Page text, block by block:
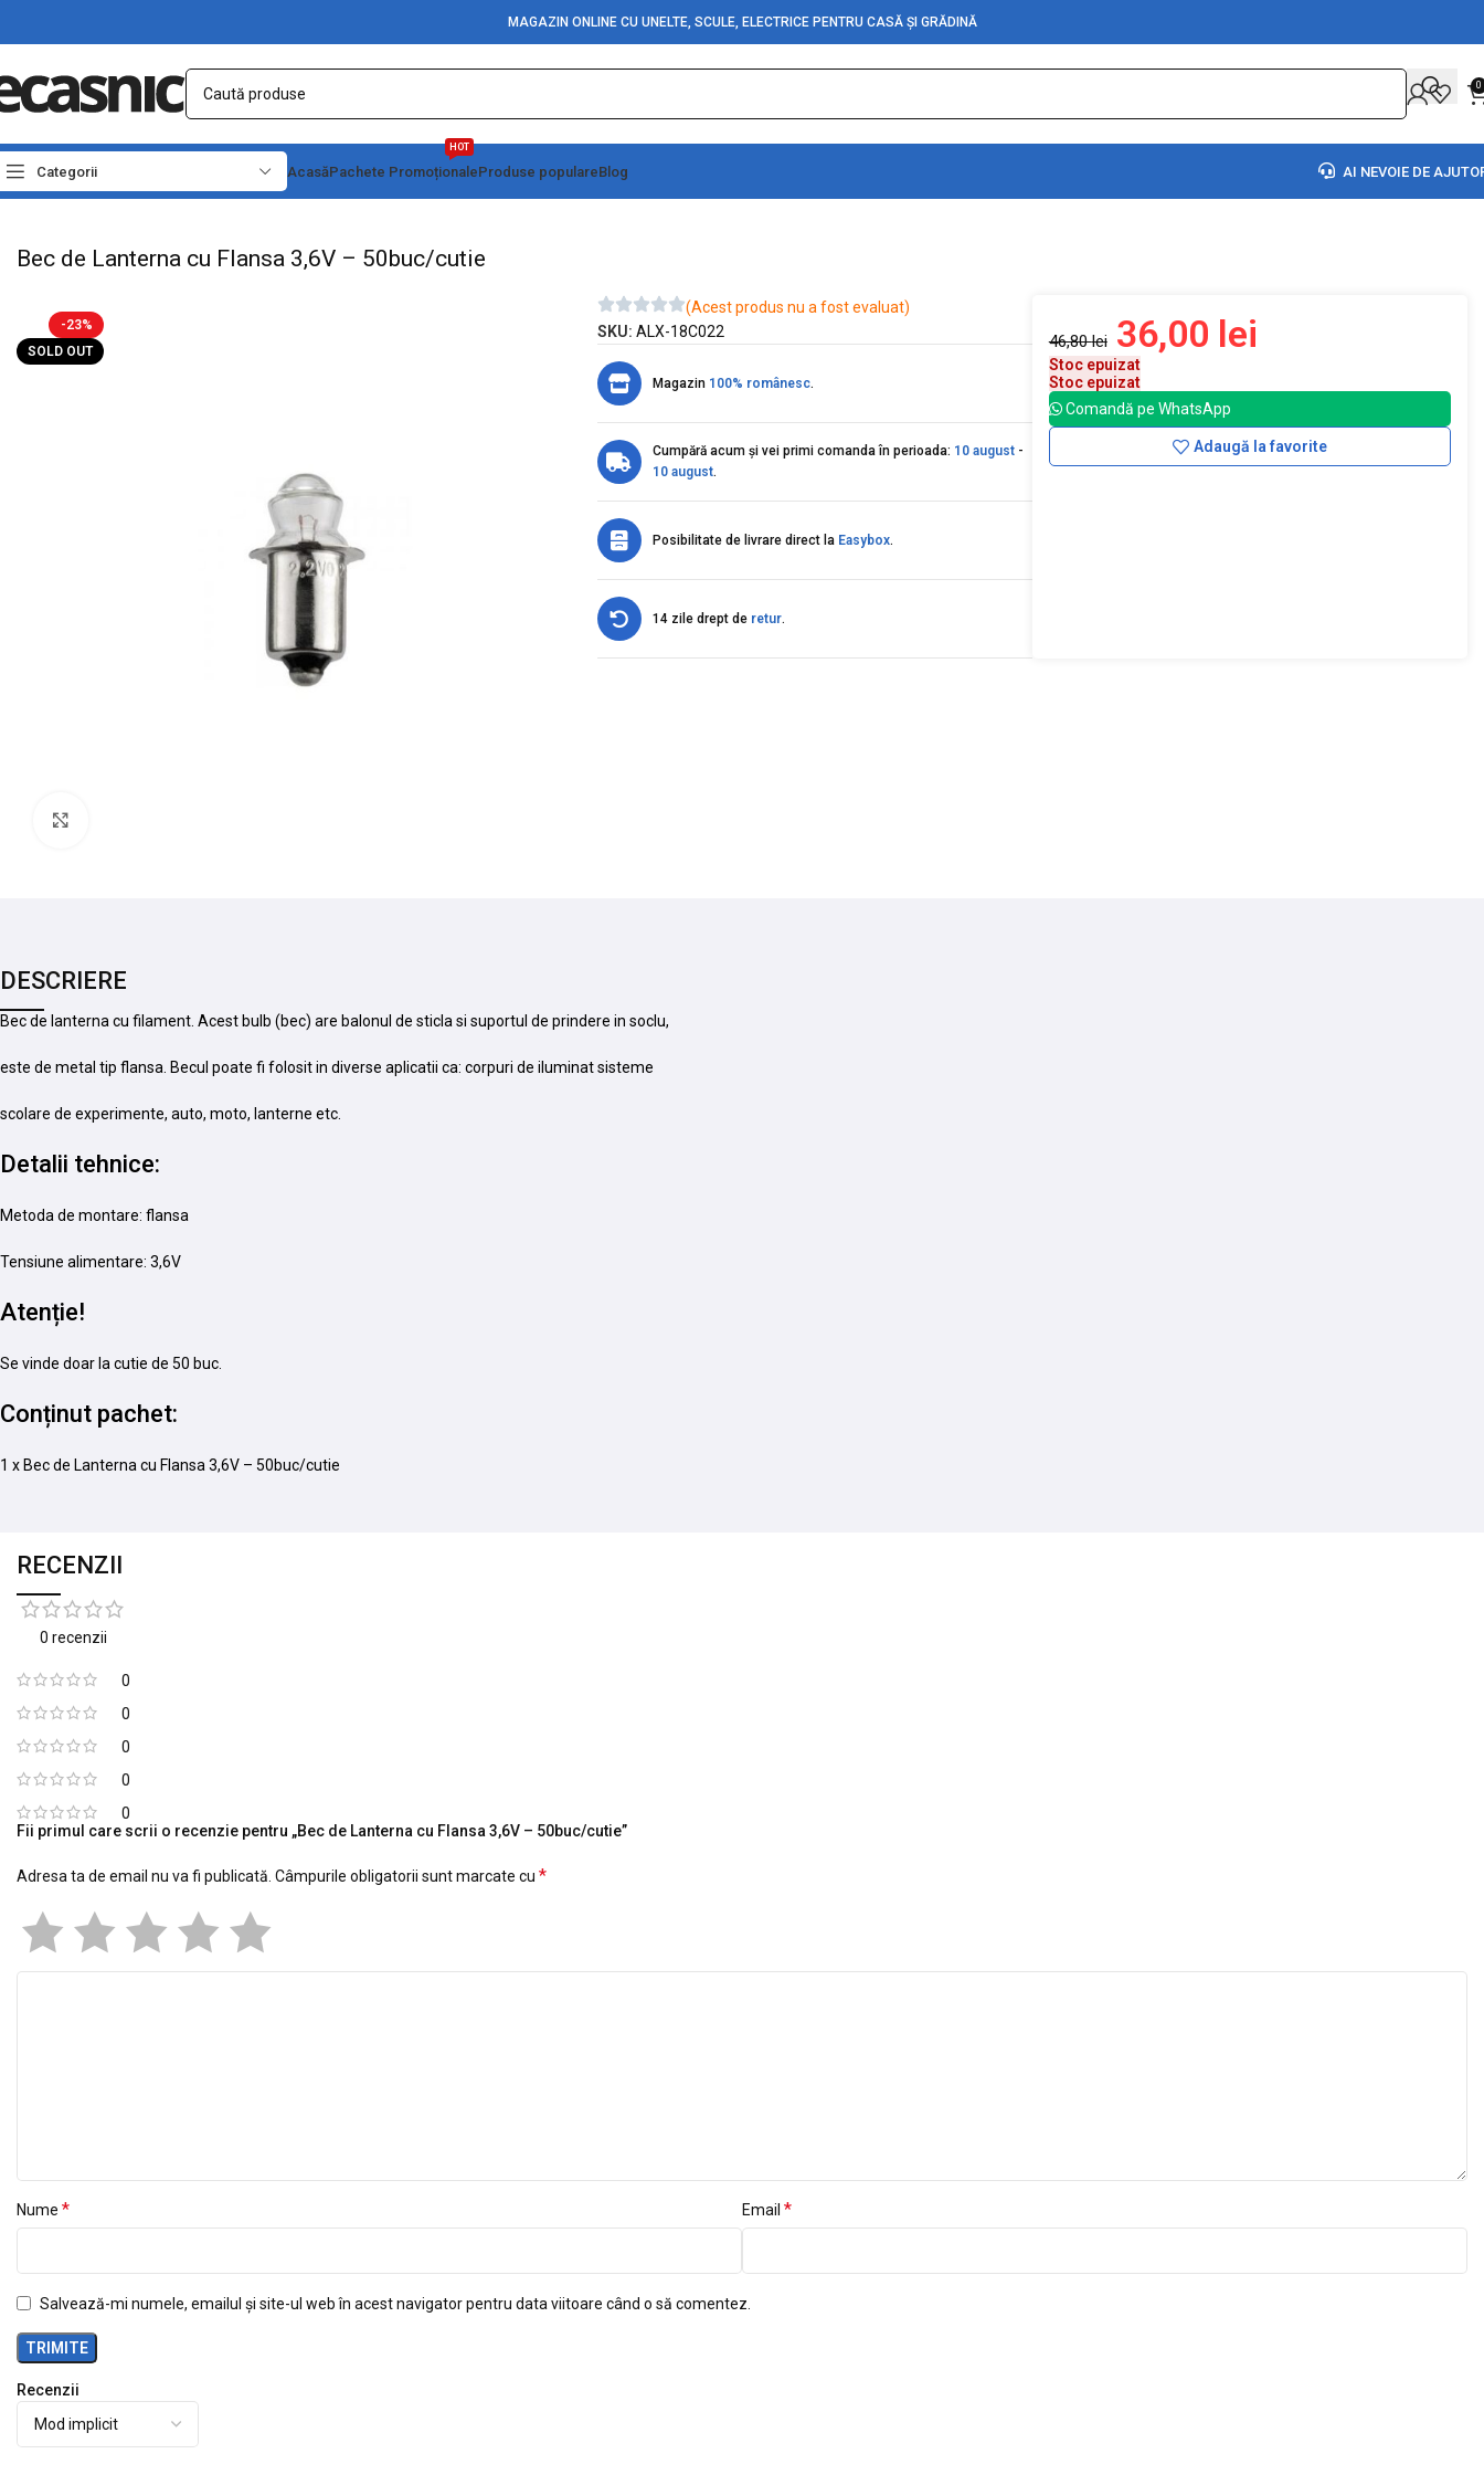
MAGAZIN ONLINE CU UNELTE, SCULE, ELECTRICE PENTRU CASĂ ȘI GRĂDINĂ
0
Categorii AcasăPachete Promoționale
HOT
Produse populareBlog AI NEVOIE DE
Prima pagină Iluminat Led Becuri Bec de Lanterna cu Flansa 3,6V – 50buc/cutie
Bec de Lanterna cu Flansa 3,6V – 50buc/cutie
-23%
SOLD OUT
(Acest produs nu a fost evaluat)
SKU: ALX-18C022
Magazin 100% românesc.
Cumpără acum și vei primi comanda în perioada: 10 august-
10 august.
Posibilitate de livrare direct la Easybox.
14 zile drept de retur.
46,80lei 36,00 lei
Stoc epuizat
Stoc epuizat
Comandă pe WhatsApp
Adaugă la favorite
DESCRIERE
Bec de lanterna cu filament. Acest bulb (bec) are balonul de sticla si suportul de prindere in soclu,
este de metal tip flansa. Becul poate fi folosit in diverse aplicatii ca: corpuri de iluminat sisteme
scolare de experimente, auto, moto, lanterne etc.
Detalii tehnice:
Metoda de montare: flansa
Tensiune alimentare: 3,6V
Atenție!
Se vinde doar la cutie de 50 buc.
Conținut pachet:
1 x Bec de Lanterna cu Flansa 3,6V – 50buc/cutie
RECENZII
0 recenzii
0
0
0
0
0
Recenzii
Fii primul care scrii o recenzie pentru „Bec de Lanterna cu Flansa 3,6V – 50buc/cutie”
Adresa ta de email nu va fi publicată. Câmpurile obligatorii sunt marcate cu *
Nume * Email *
Salvează-mi numele, emailul și site-ul web în acest navigator pentru data viitoare când o să comentez.